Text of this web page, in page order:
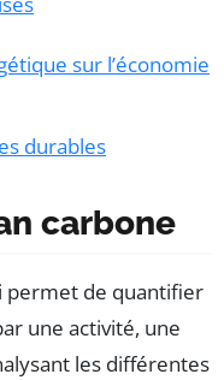
sur l’économie
durables
carbone
permet de quantifier
une activité, une
les différentes